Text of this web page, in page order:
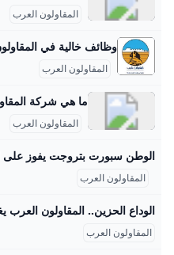
المقاولون العرب
المقاولون العرب
المقاولون العرب
المقاولون العرب
المقاولون العرب